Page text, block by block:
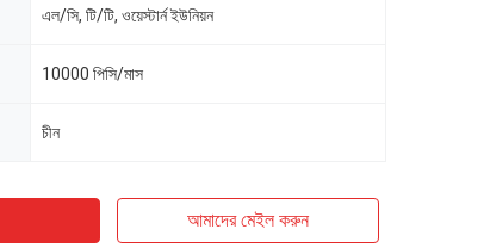
এল/সি, টি/টি, ওয়েস্টার্ন ইউনিয়ন
10000 পিসি/মাস
চীন
আমাদের মেইল ​​করুন